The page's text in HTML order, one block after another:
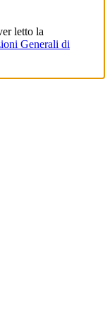
letto la
Generali di